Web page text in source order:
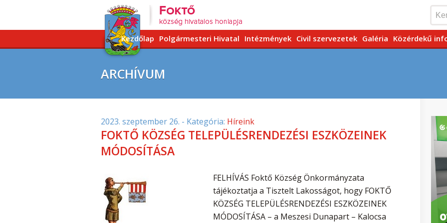
Kezdőlap Polgármesteri Hivatal Intézmények Civil szervezetek Galéria Közérdekű
ARCHÍVUM
2023. szeptember 26. - Kategória: Híreink
FOKTŐ KÖZSÉG TELEPÜLÉSRENDEZÉSI ESZKÖZEINEK
MÓDOSÍTÁSA
FELHÍVÁS Foktő Község Önkormányzata
tájékoztatja a Tisztelt Lakosságot, hogy FOKTŐ
KÖZSÉG TELEPÜLÉSRENDEZÉSI ESZKÖZEINEK
MÓDOSÍTÁSA – a Meszesi Dunapart – Kalocsa